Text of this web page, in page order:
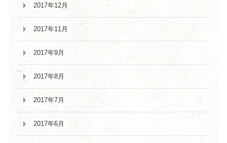
2017年12月
2017年11月
2017年9月
2017年8月
2017年7月
2017年6月